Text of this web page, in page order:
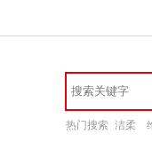
热门搜索 洁柔